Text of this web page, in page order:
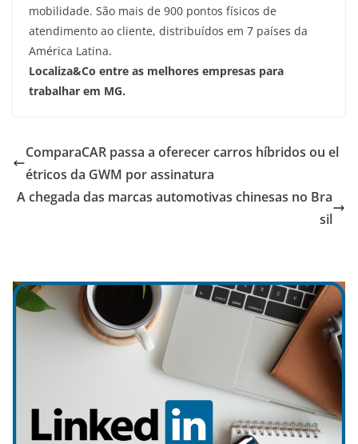
mobilidade. São mais de 900 pontos físicos de
atendimento ao cliente, distribuídos em 7 países da
América Latina.
Localiza&Co entre as melhores empresas para
trabalhar em MG.
ComparaCAR passa a oferecer carros híbridos ou el
étricos da GWM por assinatura
A chegada das marcas automotivas chinesas no Bra
sil